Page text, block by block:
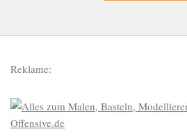
Reklame: